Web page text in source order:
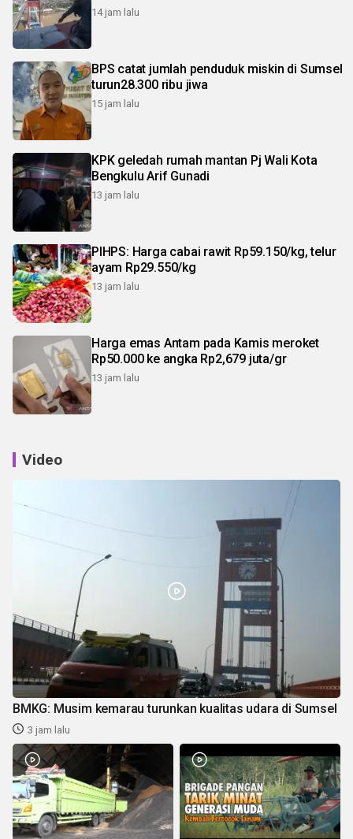
14 jam lalu
BPS catat jumlah penduduk miskin di Sumsel
turun28.300 ribu jiwa
15 jam lalu
KPK geledah rumah mantan Pj Wali Kota
Bengkulu Arif Gunadi
13 jam lalu
PIHPS: Harga cabai rawit Rp59.150/kg, telur
ayam Rp29.550/kg
13 jam lalu
Harga emas Antam pada Kamis meroket
Rp50.000 ke angka Rp2,679 juta/gr
13 jam lalu
Video
BMKG: Musim kemarau turunkan kualitas udara di Sumsel
3 jam lalu